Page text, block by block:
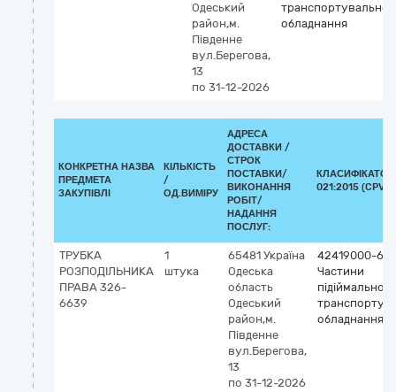
Одеський
район,м.
Південне
вул.Берегова,
13
по 31-12-2026
обладнання
КОНКРЕТНА НАЗВА
ПРЕДМЕТА
ЗАКУПІВЛІ
КІЛЬКІСТЬ
/
ОД.ВИМІРУ
АДРЕСА
ДОСТАВКИ /
СТРОК
ПОСТАВКИ/
ВИКОНАННЯ
РОБІТ/
НАДАННЯ
ПОСЛУГ:
КЛАСИФІКАТОР
021:2015 (CPV)
ТРУБКА
РОЗПОДІЛЬНИКА
ПРАВА 326-
6639
1
штука
65481 Україна
Одеська
область
Одеський
район,м.
Південне
вул.Берегова,
13
по 31-12-2026
42419000-6
Частини
підіймально-
обладнання